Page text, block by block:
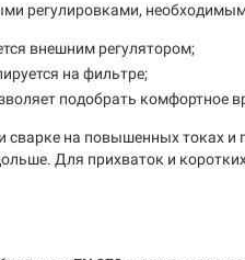
регулировками,
внешним регулятором;
на фильтре;
подобрать комфортное
на повышенных токах и
Для прихваток и